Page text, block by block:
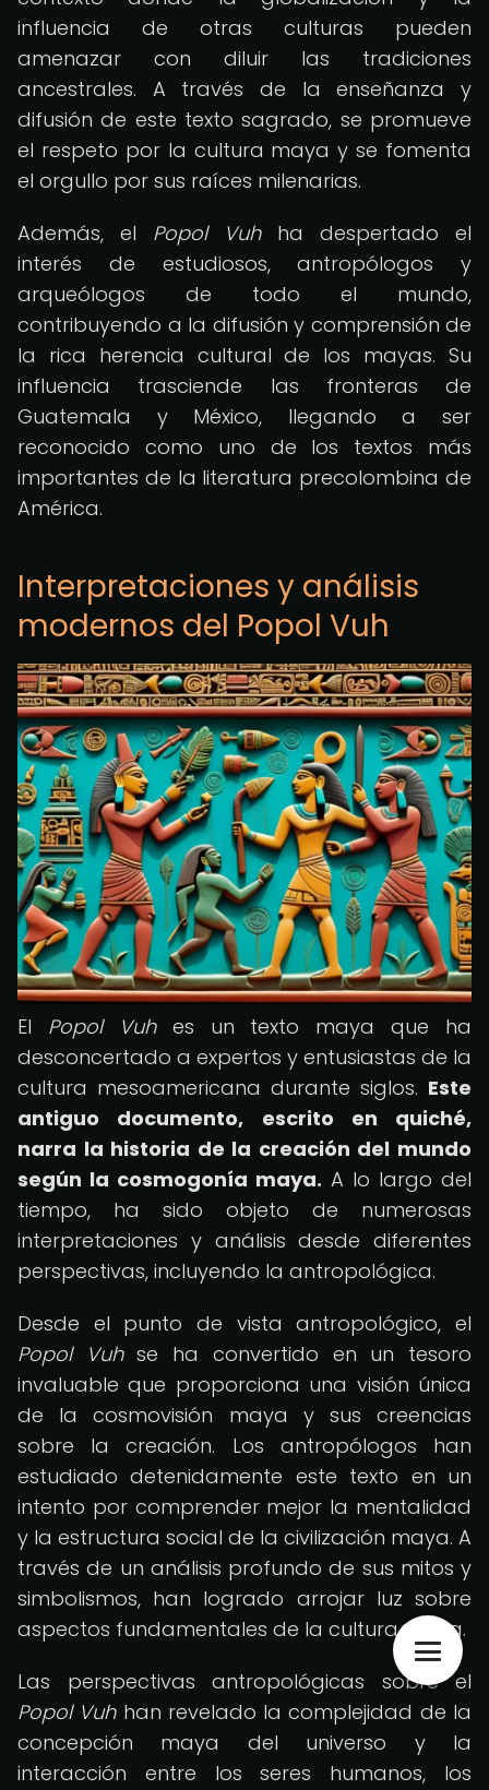
influencia de otras culturas pueden
amenazar con diluir las tradiciones
ancestrales. A través de la enseñanza y
difusión de este texto sagrado, se promueve
el respeto por la cultura maya y se fomenta
el orgullo por sus raíces milenarias.
Además, el Popol Vuhha despertado el
interés de estudiosos, antropólogos y
arqueólogos de todo el mundo,
contribuyendo a la difusión y comprensión de
la rica herencia cultural de los mayas. Su
influencia trasciende las fronteras de
Guatemala y México, llegando a ser
reconocido como uno de los textos más
importantes de la literatura precolombina de
América.
Interpretaciones y análisis
modernos del Popol Vuh
El Popol Vuhes un texto maya que ha
desconcertado a expertos y entusiastas de la
cultura mesoamericana durante siglos. Este
antiguo documento, escrito en quiché,
narra la historia de la creación del mundo
según la cosmogonía maya. A lo largo del
tiempo, ha sido objeto de numerosas
interpretaciones y análisis desde diferentes
perspectivas, incluyendo la antropológica.
Desde el punto de vista antropológico, el
Popol Vuhse ha convertido en un tesoro
invaluable que proporciona una visión única
de la cosmovisión maya y sus creencias
sobre la creación. Los antropólogos han
estudiado detenidamente este texto en un
intento por comprender mejor la mentalidad
y la estructura social de la civilización maya. A
través de un análisis profundo de sus mitos y
simbolismos, han logrado arrojar luz sobre
aspectos fundamentales de la cultura maya.
Las perspectivas antropológicas sobre el
Popol Vuhhan revelado la complejidad de la
concepción maya del universo y la
interacción entre los seres humanos, los